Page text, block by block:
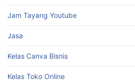
Jam Tayang Youtube
Jasa
Kelas Canva Bisnis
Kelas Toko Online